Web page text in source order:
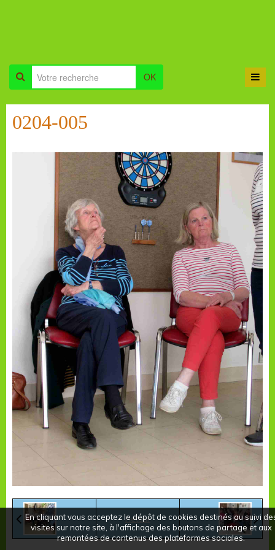
OK
0204-005
Retour
En cliquant vous acceptez le dépôt de cookies destinés au suivi
visites sur notre site, à l'affichage des boutons de partage et aux
remontées de contenus des plateformes sociales.